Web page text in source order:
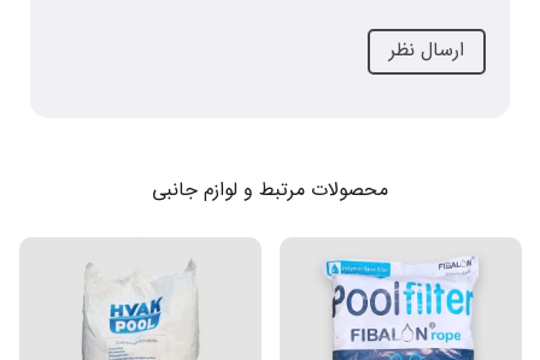
محصولات مرتبط و لوازم جانبی